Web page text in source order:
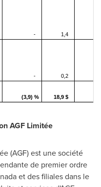
- 1,4
-
0,2
(3,9) % 18,9 $
AGF Limitée
(AGF) est une société
de premier ordre
et des filiales dans le